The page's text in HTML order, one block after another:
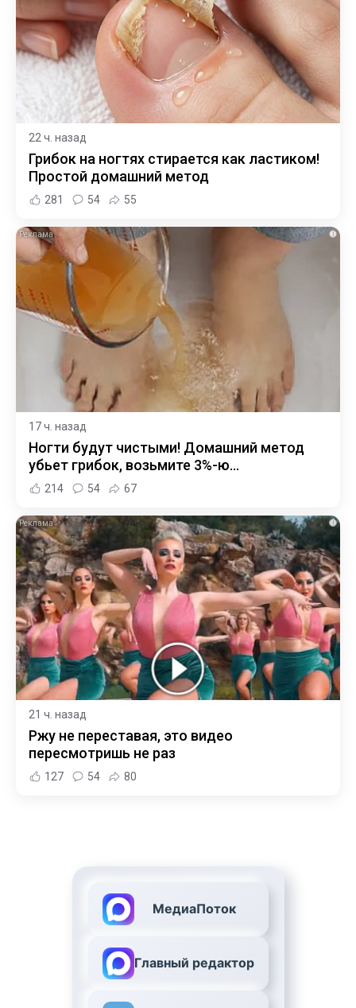
22 ч. назад
Грибок на ногтях стирается как ластиком!
Простой домашний метод
281 54 55
i
17 ч. назад
Ногти будут чистыми! Домашний метод
убьет грибок, возьмите 3%-ю…
214 54 67
i
21 ч. назад
Ржу не переставая, это видео
пересмотришь не раз
127 54 80
МедиаПоток
Главный редактор